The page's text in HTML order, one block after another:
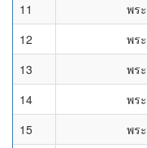
11
พระ
12
พระ
13
พระ
14
พระ
15
พระ